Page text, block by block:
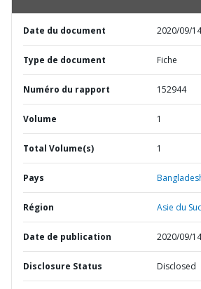
Date du document 2020/09/14
Type de document Fiche
Numéro du rapport 152944
Volume 1
Total Volume(s) 1
Pays
Région Asie du
Date de publication 2020/09/14
Disclosure Status Disclosed